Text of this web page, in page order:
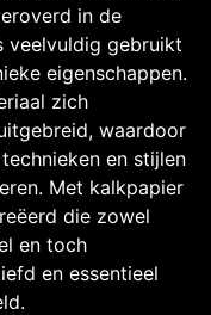
in de
veelvuldig gebruikt
eigenschappen.
zich
waardoor
en stijlen
Met kalkpapier
die zowel
en toch
en essentieel